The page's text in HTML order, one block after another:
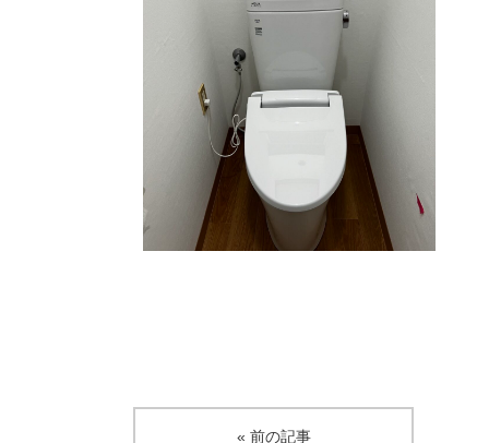
« 前の記事